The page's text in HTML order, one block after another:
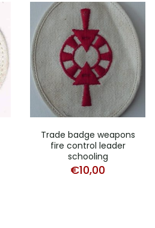
Trade badge weapons
fire control leader
schooling
€10,00